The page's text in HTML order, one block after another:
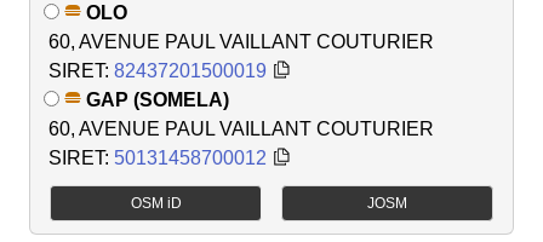
OLO
60, AVENUE PAUL VAILLANT COUTURIER
SIRET: 82437201500019
GAP (SOMELA)
60, AVENUE PAUL VAILLANT COUTURIER
SIRET: 50131458700012
OSM iD JOSM